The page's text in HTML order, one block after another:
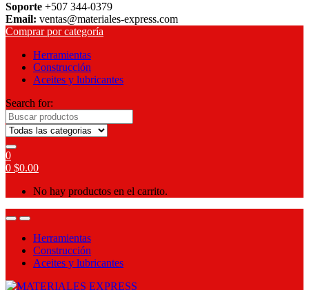
Soporte +507 344-0379
Email: ventas@materiales-express.com
Comprar por categoría
Herramientas
Construcción
Aceites y lubricantes
Search for:
0
0 $0.00
No hay productos en el carrito.
Herramientas
Construcción
Aceites y lubricantes